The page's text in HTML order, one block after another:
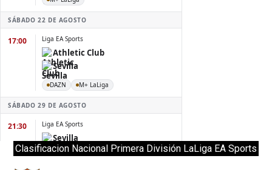
Clasificacion Nacional Primera División LaLiga EA Sports